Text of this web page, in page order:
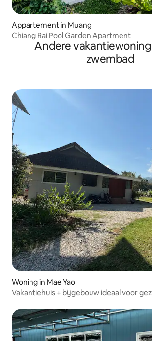
Appartement in Muang
Chiang Rai Pool Garden Apartment
Andere
zwembad
Woning in Mae Yao
Vakantiehuis + bijgebouw ideaal voor